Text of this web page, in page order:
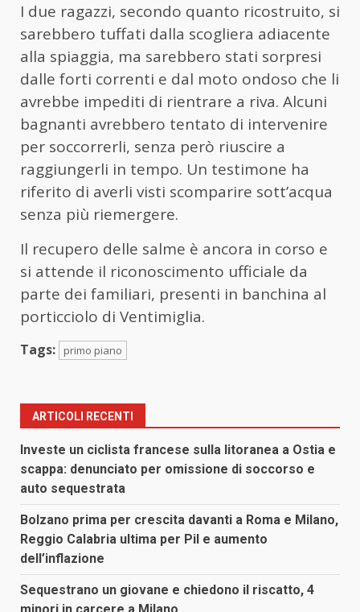
I due ragazzi, secondo quanto ricostruito, si
sarebbero tuffati dalla scogliera adiacente
alla spiaggia, ma sarebbero stati sorpresi
dalle forti correnti e dal moto ondoso che li
avrebbe impediti di rientrare a riva. Alcuni
bagnanti avrebbero tentato di intervenire
per soccorrerli, senza però riuscire a
raggiungerli in tempo. Un testimone ha
riferito di averli visti scomparire sott’acqua
senza più riemergere.
Il recupero delle salme è ancora in corso e
si attende il riconoscimento ufficiale da
parte dei familiari, presenti in banchina al
porticciolo di Ventimiglia.
Tags: primo piano
ARTICOLI RECENTI
Investe un ciclista francese sulla litoranea a Ostia e
scappa: denunciato per omissione di soccorso e
auto sequestrata
Bolzano prima per crescita davanti a Roma e Milano,
Reggio Calabria ultima per Pil e aumento
dell’inflazione
Sequestrano un giovane e chiedono il riscatto, 4